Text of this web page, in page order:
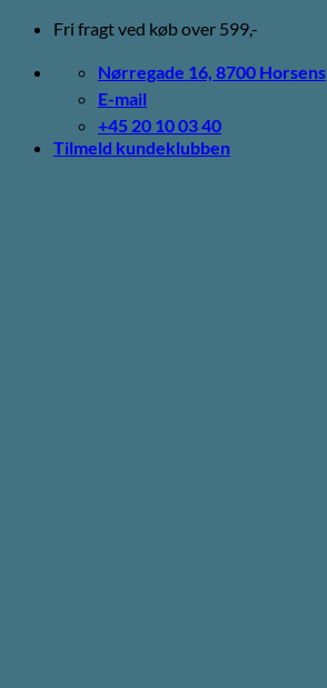
Fortsæt
indhold
Fri fragt ved køb over 599,-
Nørregade 16, 8700 Horsens
E-mail
+45 20 10 03 40
Tilmeld kundeklubben